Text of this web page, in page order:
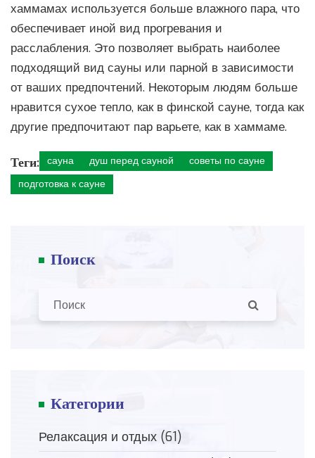
хаммамах используется больше влажного пара, что
обеспечивает иной вид прогревания и
расслабления. Это позволяет выбрать наиболее
подходящий вид сауны или парной в зависимости
от ваших предпочтений. Некоторым людям больше
нравится сухое тепло, как в финской сауне, тогда как
другие предпочитают пар варьете, как в хаммаме.
Теги: сауна душ перед сауной
советы по сауне
подготовка к сауне
Поиск
Категории
Релаксация и отдых (61)